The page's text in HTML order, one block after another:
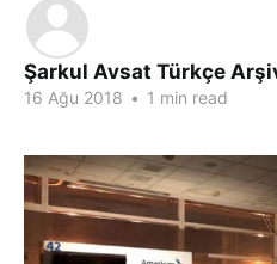
Şarkul Avsat Türkçe
16 Ağu 2018 • 1 min read